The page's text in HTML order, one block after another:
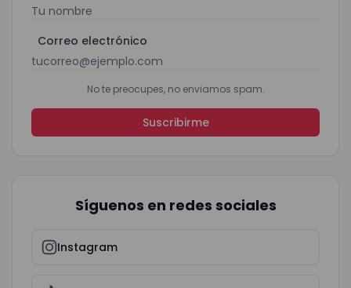
Correo electrónico
No te preocupes, no enviamos spam.
Suscribirme
Síguenos en redes sociales
Instagram